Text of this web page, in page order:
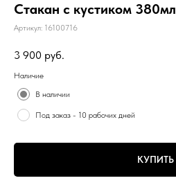
Стакан с кустиком 380мл
Артикул: 16100716
3 900 руб.
Наличие
В наличии
Под заказ - 10 рабочих дней
КУПИТЬ